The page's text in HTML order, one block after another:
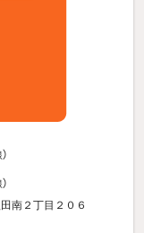
南２丁目２０６